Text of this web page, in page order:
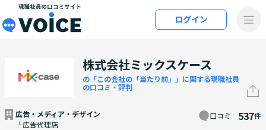
メインコンテンツにスキップ
ログイン
株式会社ミックスケース
の「この会社の「当たり前」」に関する現職社員
の口コミ・評判
広告・メディア・デザイン
└広告代理店
口コミ 537件